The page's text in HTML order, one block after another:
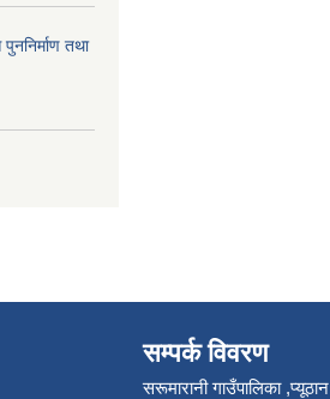
तथा
सम्पर्क विवरण
सरूमारानी गाउँपालिका ,प्यूठान